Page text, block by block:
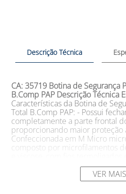
Descrição Técnica
CA: 35719 Botina de Segurança
B.Comp PAP Descrição Técnica
Características da Botina de
Total B.Comp PAP: - Possui
completamente a parte frontal
proporcionando maior proteção
Confeccionada em M Micro
composto por microfilamentos
Possui espessura de 20 linhas e
tecido não-tecido. - Possui
plástico polímero, que oferece
VER MAIS